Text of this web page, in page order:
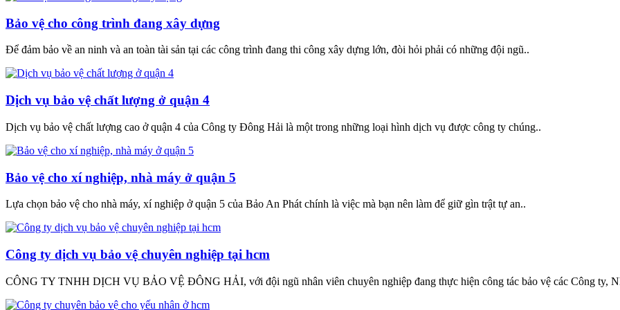
Bảo vệ cho công trình đang xây dựng
Để đảm bảo về an ninh và an toàn tài sản tại các công trình đang thi công xây dựng lớn, đòi hỏi phải có những đội ngũ..
Dịch vụ bảo vệ chất lượng ở quận 4
Dịch vụ bảo vệ chất lượng cao ở quận 4 của Công ty Đông Hải là một trong những loại hình dịch vụ được công ty chúng..
Bảo vệ cho xí nghiệp, nhà máy ở quận 5
Lựa chọn bảo vệ cho nhà máy, xí nghiệp ở quận 5 của Bảo An Phát chính là việc mà bạn nên làm để giữ gìn trật tự an..
Công ty dịch vụ bảo vệ chuyên nghiệp tại hcm
CÔNG TY TNHH DỊCH VỤ BẢO VỆ ĐÔNG HẢI, với đội ngũ nhân viên chuyên nghiệp đang thực hiện công tác bảo vệ các Công ty,